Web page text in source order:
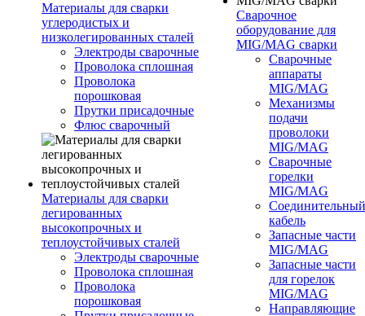
Материалы для сварки
углеродистых и
низколегированных сталей
Электроды сварочные
Проволока сплошная
Проволока
порошковая
Прутки присадочные
Флюс сварочный
Материалы для сварки
легированных
высокопрочных и
теплоустойчивых сталей
Электроды сварочные
Проволока сплошная
Проволока
порошковая
Сварочное
оборудование для
MIG/MAG сварки
Сварочные
аппараты
MIG/MAG
Механизмы
подачи
проволоки
MIG/MAG
Сварочные
горелки
MIG/MAG
Соединительный
кабель
Запасные части
MIG/MAG
Запасные части
для горелок
MIG/MAG
Направляющие